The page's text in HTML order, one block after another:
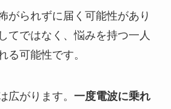
がられずに届く可能性があり
てではなく、悩みを持つ一人
る可能性です。
広がります。 一度電波に乗れ